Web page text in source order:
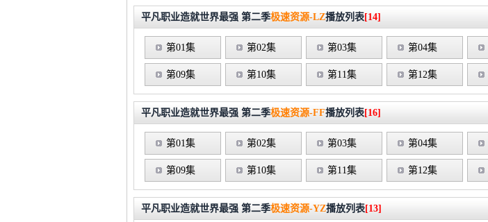
平凡职业造就世界最强 第二季极速资源-LZ播放列表[14]
第01集 第02集 第03集 第04集
第09集 第10集 第11集 第12集
平凡职业造就世界最强 第二季极速资源-FF播放列表[16]
第01集 第02集 第03集 第04集
第09集 第10集 第11集 第12集
平凡职业造就世界最强 第二季极速资源-YZ播放列表[13]